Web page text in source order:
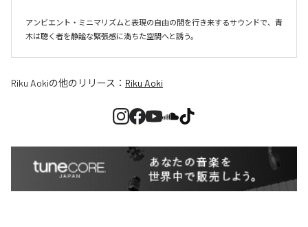
アンビエント・ミニマリズムと表現の自由の間を行き来するサウンドで、青
木は聴く者を静謐な緊張感に満ちた空間へと誘う。
Riku Aokiの他のリリース： Riku Aoki